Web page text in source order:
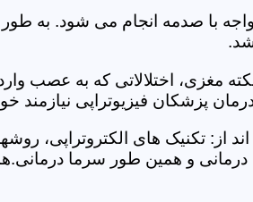
با صدمه انجام می شود. به
مغزی، اختلالاتی که به عصب
پزشکان فیزیوتراپی نیازمند
از: تکنیک های الکتروتراپی،
و همین طور سرما